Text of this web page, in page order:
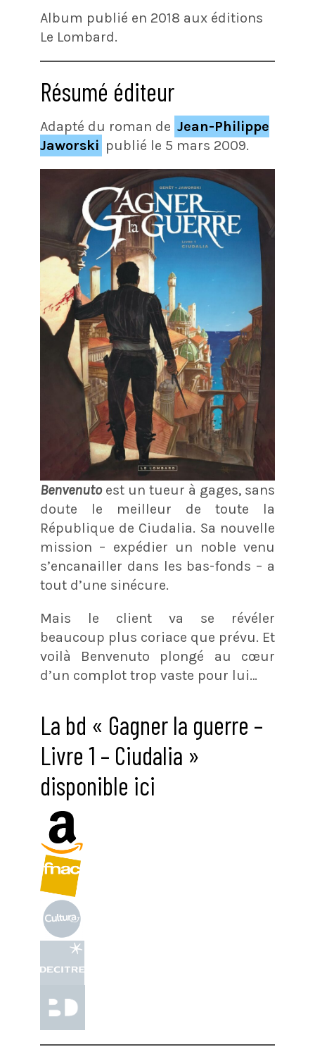
Album publié en 2018 aux éditions
Le Lombard.
Résumé éditeur
Adapté du roman de Jean-Philippe
Jaworski publié le 5 mars 2009.
Benvenutoest un tueur à gages, sans
doute le meilleur de toute la
République de Ciudalia. Sa nouvelle
mission – expédier un noble venu
s’encanailler dans les bas-fonds – a
tout d’une sinécure.
Mais le client va se révéler
beaucoup plus coriace que prévu. Et
voilà Benvenuto plongé au cœur
d’un complot trop vaste pour lui…
La bd « Gagner la guerre –
Livre 1 – Ciudalia »
disponible ici